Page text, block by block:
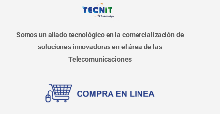
Somos un aliado tecnológico en la comercialización de
soluciones innovadoras en el área de las
Telecomunicaciones